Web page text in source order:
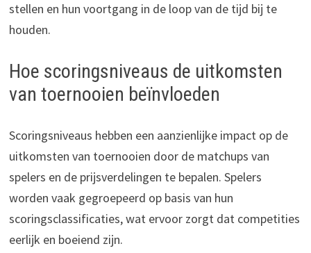
stellen en hun voortgang in de loop van de tijd bij te
houden.
Hoe scoringsniveaus de uitkomsten
van toernooien beïnvloeden
Scoringsniveaus hebben een aanzienlijke impact op de
uitkomsten van toernooien door de matchups van
spelers en de prijsverdelingen te bepalen. Spelers
worden vaak gegroepeerd op basis van hun
scoringsclassificaties, wat ervoor zorgt dat competities
eerlijk en boeiend zijn.